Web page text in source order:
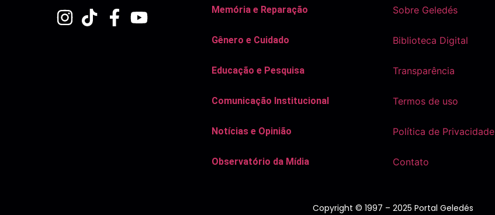
Memória e Reparação
Gênero e Cuidado
Educação e Pesquisa
Comunicação Institucional
Notícias e Opinião
Observatório da Mídia
Sobre Geledés
Biblioteca Digital
Transparência
Termos de uso
Política de Privacidade
Contato
Copyright © 1997 – 2025 Portal Geledés